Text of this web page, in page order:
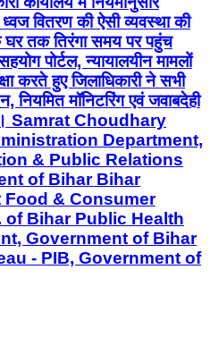
ध्वज वितरण की ऐसी व्यवस्था की
घर तक तिरंगा समय पर पहुंच
पोर्टल, न्यायालयीन मामलों
करते हुए जिलाधिकारी ने सभी
नियमित मॉनिटरिंग एवं जवाबदेही
Samrat Choudhary
Department,
& Public Relations
of Bihar Bihar
& Consumer
of Bihar Public Health
Government of Bihar
- PIB, Government of